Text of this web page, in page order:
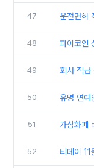
47 운전면허
48 파이코인
49 회사 직급
50 유명 연예
51 가상화폐
52 티데이 11